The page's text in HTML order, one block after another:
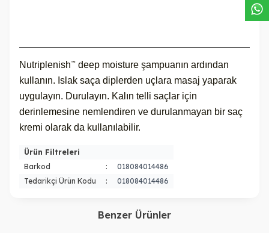
Nutriplenish™ deep moisture şampuanın ardından
kullanın. Islak saça diplerden uçlara masaj yaparak
uygulayın. Durulayın. Kalın telli saçlar için
derinlemesine nemlendiren ve durulanmayan bir saç
kremi olarak da kullanılabilir.
Ürün Filtreleri
Barkod
:
018084014486
Tedarikçi Ürün Kodu
: 018084014486
Benzer Ürünler